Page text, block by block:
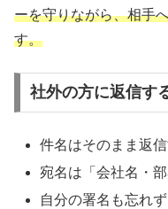
ーを守りながら、相手
す。
社外の方に返信す
件名はそのまま返
宛名は「会社名・
自分の署名も忘れ